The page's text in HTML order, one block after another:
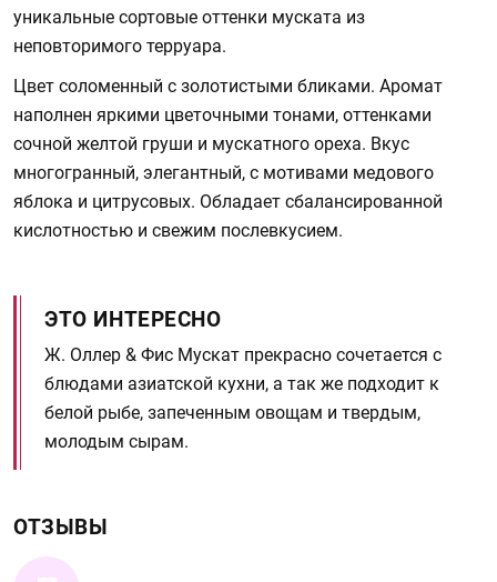
уникальные сортовые оттенки муската из
неповторимого терруара.
Цвет соломенный с золотистыми бликами. Аромат
наполнен яркими цветочными тонами, оттенками
сочной желтой груши и мускатного ореха. Вкус
многогранный, элегантный, с мотивами медового
яблока и цитрусовых. Обладает сбалансированной
кислотностью и свежим послевкусием.
ЭТО ИНТЕРЕСНО
Ж. Оллер & Фис Мускат прекрасно сочетается с
блюдами азиатской кухни, а так же подходит к
белой рыбе, запеченным овощам и твердым,
молодым сырам.
ОТЗЫВЫ